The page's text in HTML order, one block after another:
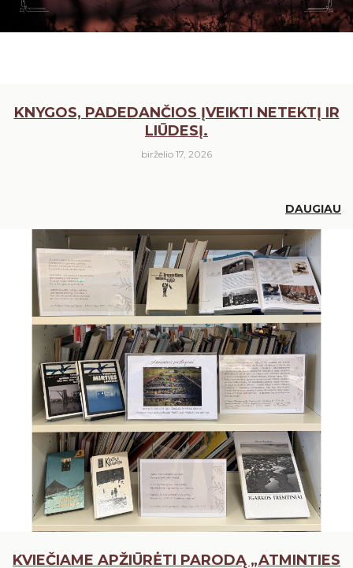
KNYGOS, PADEDANČIOS ĮVEIKTI NETEKTĮ IR
LIŪDESĮ.
birželio 17, 2026
DAUGIAU
KVIEČIAME APŽIŪRĖTI PARODĄ „ATMINTIES